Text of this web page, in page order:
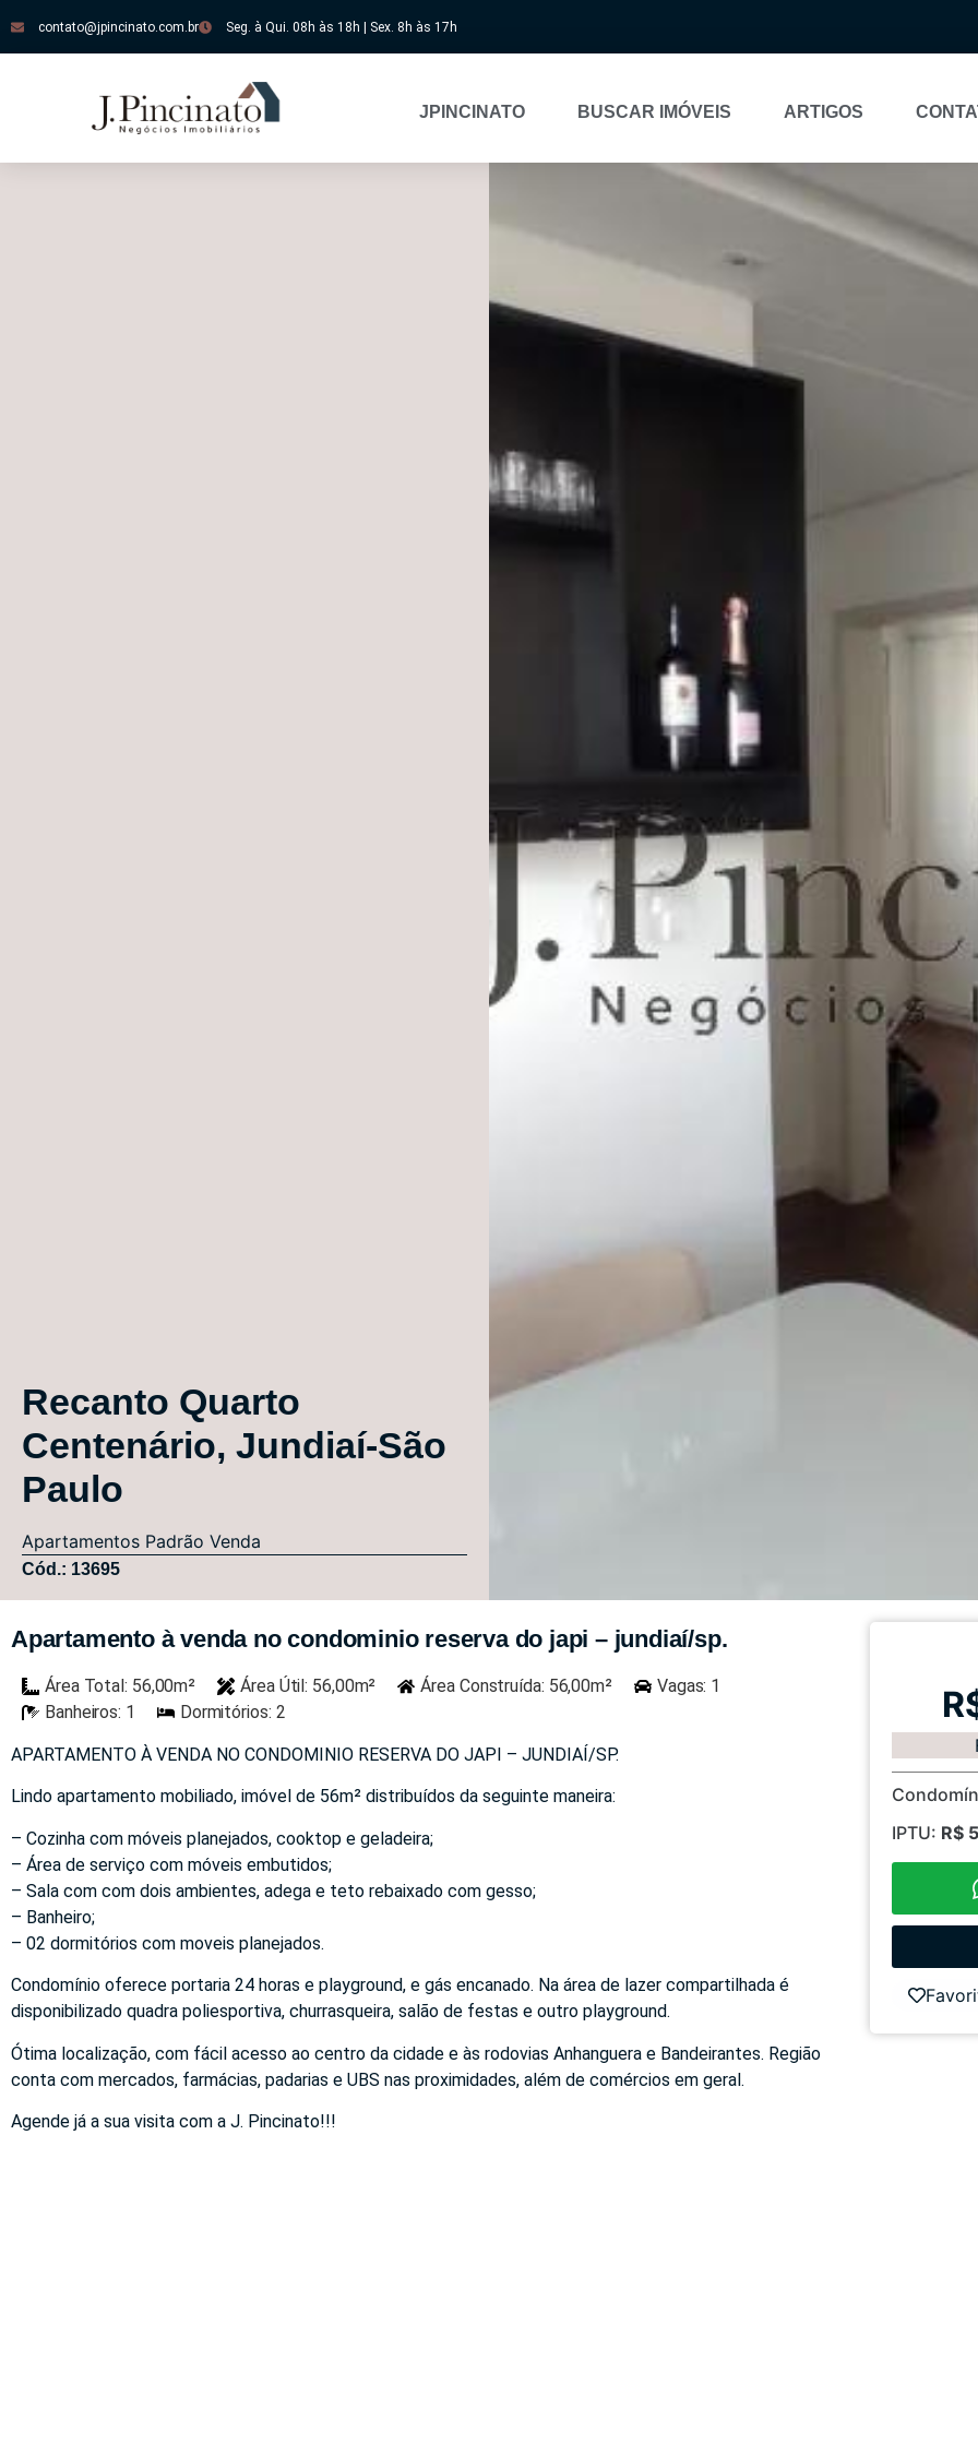
contato@jpincinato.com.br Seg. à Qui. 08h às 18h | Sex. 8h às 17h
JPINCINATO BUSCAR IMÓVEIS ARTIGOS
Recanto Quarto
Centenário, Jundiaí-São
Paulo
Apartamentos Padrão Venda
Cód.: 13695
Apartamento à venda no condominio reserva do japi – jundiaí/sp.
Área Total: 56,00m² Área Útil: 56,00m² Área Construída: 56,00m²
Vagas: 1
Banheiros: 1
Dormitórios: 2
APARTAMENTO À VENDA NO CONDOMINIO RESERVA DO JAPI – JUNDIAÍ/SP.
Lindo apartamento mobiliado, imóvel de 56m² distribuídos da seguinte maneira:
– Cozinha com móveis planejados, cooktop e geladeira;
– Área de serviço com móveis embutidos;
– Sala com com dois ambientes, adega e teto rebaixado com gesso;
– Banheiro;
– 02 dormitórios com moveis planejados.
Condomínio oferece portaria 24 horas e playground, e gás encanado. Na área de lazer compartilhada é
disponibilizado quadra poliesportiva, churrasqueira, salão de festas e outro playground.
Ótima localização, com fácil acesso ao centro da cidade e às rodovias Anhanguera e Bandeirantes. Região
conta com mercados, farmácias, padarias e UBS nas proximidades, além de comércios em geral.
Agende já a sua visita com a J. Pincinato!!!
IPTU: R$